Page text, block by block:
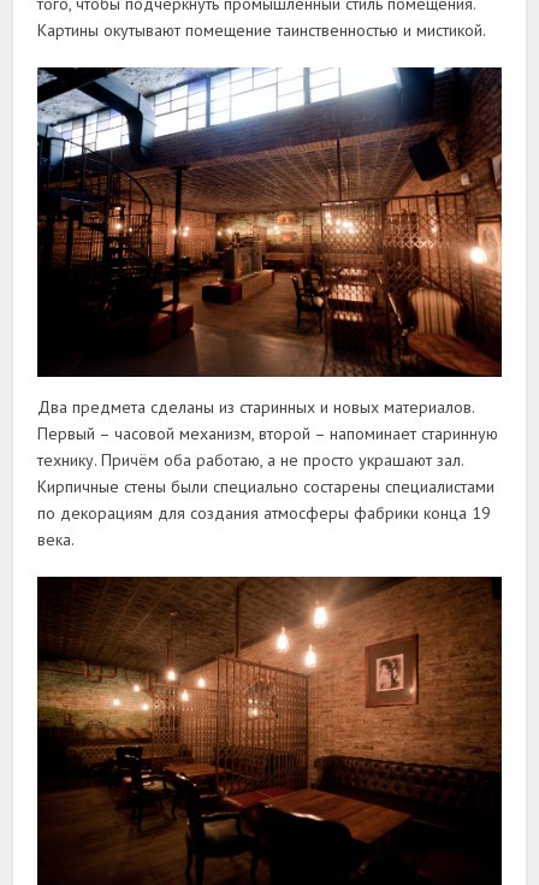
Картины окутывают помещение таинственностью и мистикой.
Два предмета сделаны из старинных и новых материалов.
Первый – часовой механизм, второй – напоминает старинную
технику. Причём оба работаю, а не просто украшают зал.
Кирпичные стены были специально состарены специалистами
по декорациям для создания атмосферы фабрики конца 19
века.